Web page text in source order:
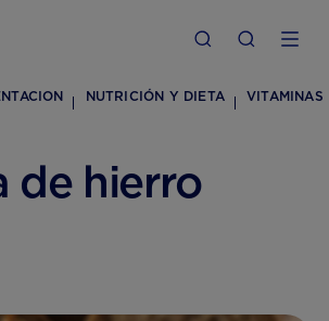
NUTRICIÓN Y DIETA VITAMINAS
de hierro